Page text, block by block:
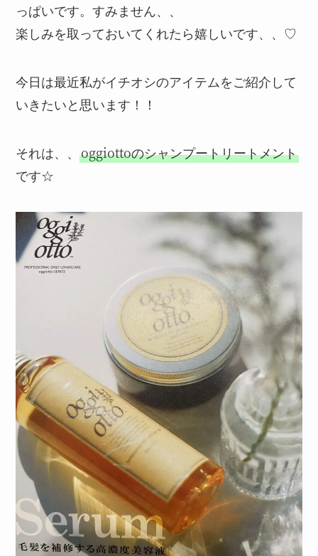
っぱいです。すみません、、
楽しみを取っておいてくれたら嬉しいです、、♡
今日は最近私がイチオシのアイテムをご紹介して
いきたいと思います！！
それは、、oggiottoのシャンプートリートメント
です☆